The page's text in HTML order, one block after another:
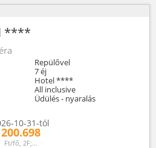
****
Repülővel
7 éj
Hotel ****
All inclusive
Üdülés - nyaralás
10-31-tól
200.698
Ft/fő, 2F;...